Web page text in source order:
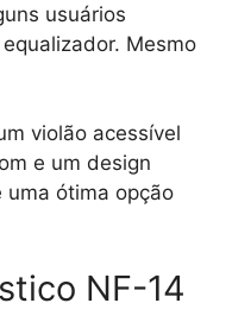
usuários
Mesmo
violão acessível
e um design
uma ótima opção
NF-14